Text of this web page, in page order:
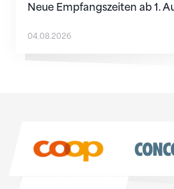
Neue Empfangszeiten ab 1.
04.08.2026